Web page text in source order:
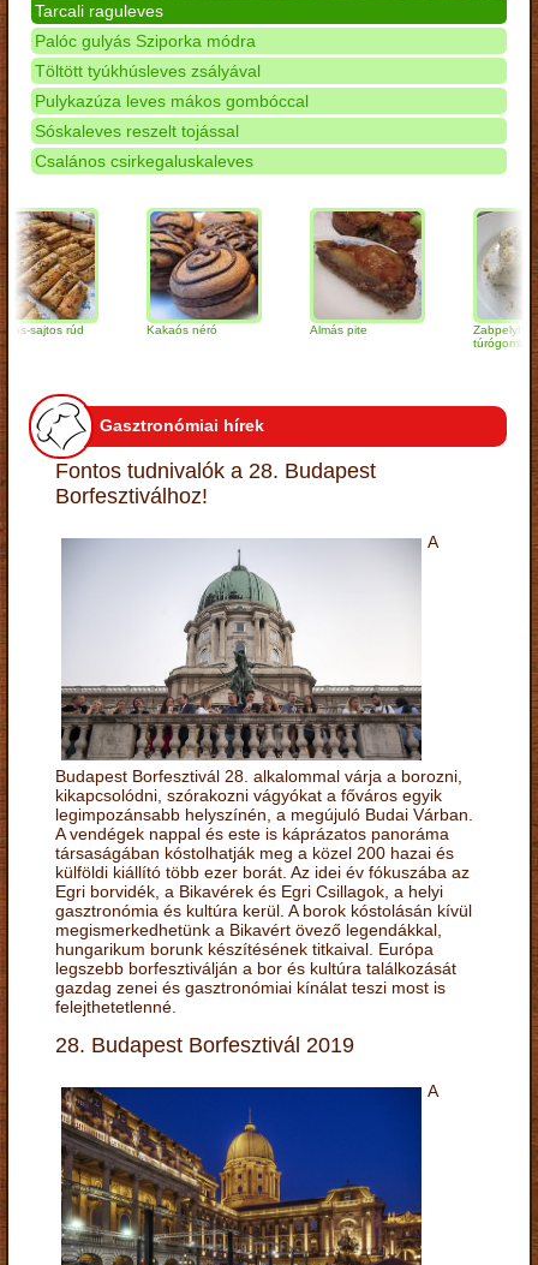
Tarcali raguleves
Palóc gulyás Sziporka módra
Töltött tyúkhúsleves zsályával
Pulykazúza leves mákos gombóccal
Sóskaleves reszelt tojással
Csalános csirkegaluskaleves
rúd Kakaós néró Almás pite
Zabpelyhes
túrógombóc
Gasztronómiai hírek
Fontos tudnivalók a 28. Budapest
Borfesztiválhoz!
A
Budapest Borfesztivál 28. alkalommal várja a borozni,
kikapcsolódni, szórakozni vágyókat a főváros egyik
legimpozánsabb helyszínén, a megújuló Budai Várban.
A vendégek nappal és este is káprázatos panoráma
társaságában kóstolhatják meg a közel 200 hazai és
külföldi kiállító több ezer borát. Az idei év fókuszába az
Egri borvidék, a Bikavérek és Egri Csillagok, a helyi
gasztronómia és kultúra kerül. A borok kóstolásán kívül
megismerkedhetünk a Bikavért övező legendákkal,
hungarikum borunk készítésének titkaival. Európa
legszebb borfesztiválján a bor és kultúra találkozását
gazdag zenei és gasztronómiai kínálat teszi most is
felejthetetlenné.
28. Budapest Borfesztivál 2019
A